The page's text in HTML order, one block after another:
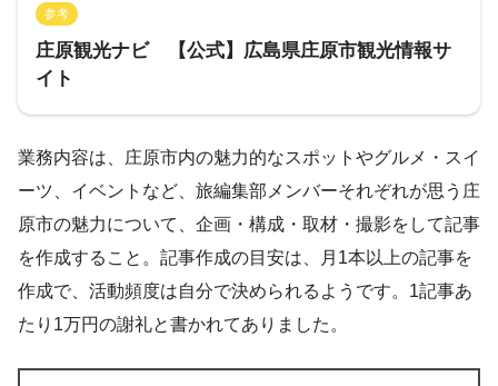
参考
庄原観光ナビ 【公式】広島県庄原市観光情報サ
イト
業務内容は、庄原市内の魅力的なスポットやグルメ・スイ
ーツ、イベントなど、旅編集部メンバーそれぞれが思う庄
原市の魅力について、企画・構成・取材・撮影をして記事
を作成すること。記事作成の目安は、月1本以上の記事を
作成で、活動頻度は自分で決められるようです。1記事あ
たり1万円の謝礼と書かれてありました。